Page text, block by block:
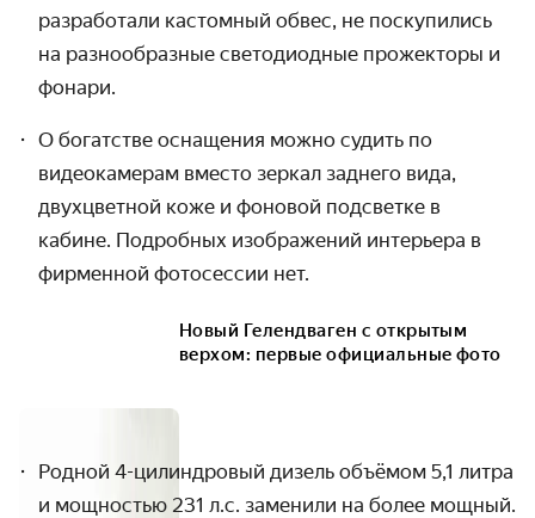
разработали кастомный обвес, не поскупились
на разнообразные светодиодные прожекторы и
фонари.
О богатстве оснащения можно судить по
видеокамерам вместо зеркал заднего вида,
двухцветной коже и фоновой подсветке в
кабине. Подробных изображений интерьера в
фирменной фотосессии нет.
Новый Гелендваген с открытым
верхом: первые официальные фото
Родной 4-цилиндровый дизель объёмом 5,1 литра
и мощностью 231 л.с. заменили на более мощный.